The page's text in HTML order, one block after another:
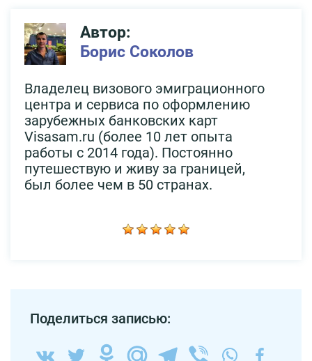
Автор:
Борис Соколов
Владелец визового эмиграционного
центра и сервиса по оформлению
зарубежных банковских карт
Visasam.ru (более 10 лет опыта
работы с 2014 года). Постоянно
путешествую и живу за границей,
был более чем в 50 странах.
Поделиться записью: